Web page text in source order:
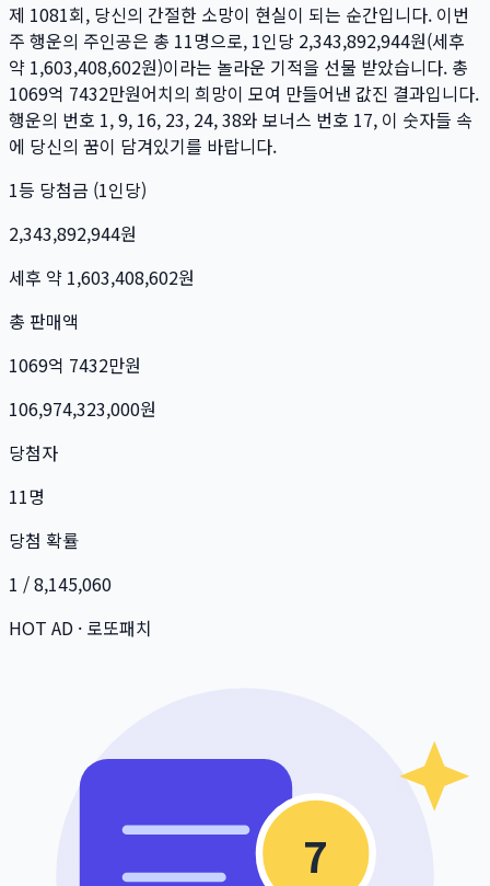
제 1081회, 당신의 간절한 소망이 현실이 되는 순간입니다. 이번
주 행운의 주인공은 총 11명으로, 1인당 2,343,892,944원(세후
약 1,603,408,602원)이라는 놀라운 기적을 선물 받았습니다. 총
1069억 7432만원어치의 희망이 모여 만들어낸 값진 결과입니다.
행운의 번호 1, 9, 16, 23, 24, 38와 보너스 번호 17, 이 숫자들 속
에 당신의 꿈이 담겨있기를 바랍니다.
1등 당첨금 (1인당)
2,343,892,944원
세후 약 1,603,408,602원
총 판매액
1069억 7432만원
106,974,323,000원
당첨자
11명
당첨 확률
1 / 8,145,060
HOT AD · 로또패치
7